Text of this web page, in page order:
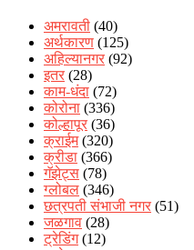
अमरावती (40)
अर्थकारण (125)
अहिल्यानगर (92)
इतर (28)
काम-धंदा (72)
कोरोना (336)
कोल्हापूर (36)
क्राईम(320)
क्रीडा (366)
गॅझेट्स (78)
ग्लोबल (346)
छत्रपती संभाजी नगर (51)
जळगाव (28)
ट्रेडिंग(12)